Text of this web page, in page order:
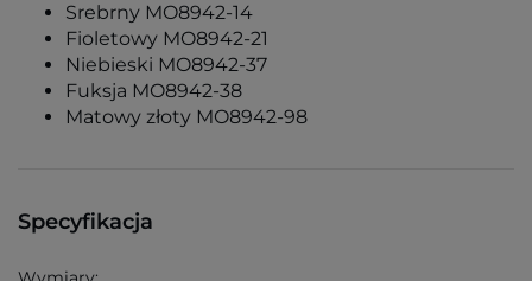
Srebrny MO8942-14
Fioletowy MO8942-21
Niebieski MO8942-37
Fuksja MO8942-38
Matowy złoty MO8942-98
Specyfikacja